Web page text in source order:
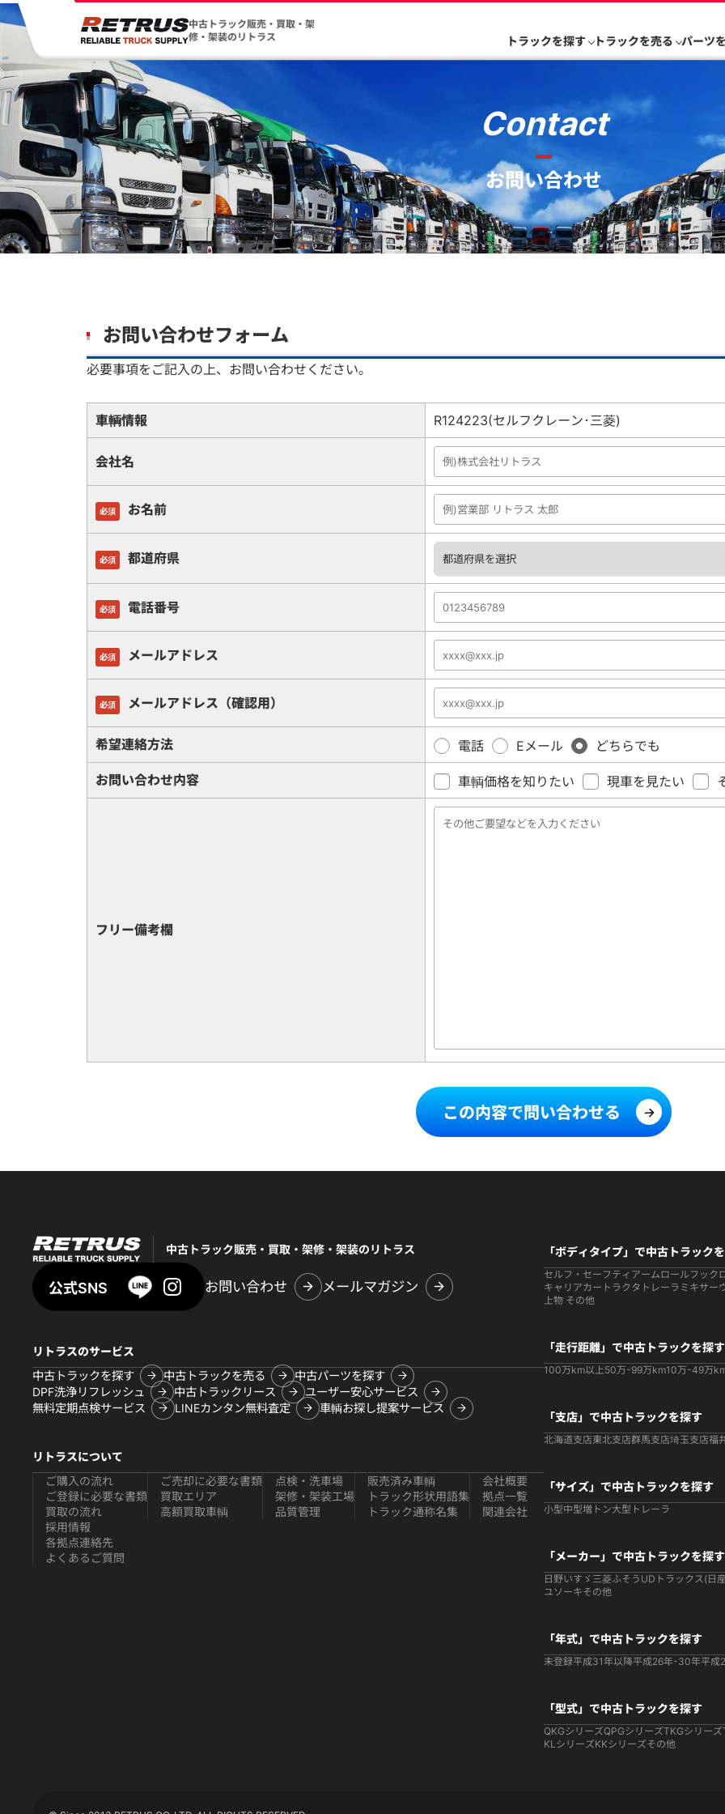
中古トラック販売・買取・架
修・架装のリトラス
トラックを探す トラックを売る パーツ
Contact
お問い合わせ
お問い合わせフォーム
必要事項をご記入の上、お問い合わせください。
車輌情報 R124223(セルフクレーン･三菱)
会社名
必須 お名前
必須 都道府県
必須 電話番号
必須 メールアドレス
必須 メールアドレス（確認用）
希望連絡方法 電話 Eメール どちらでも
お問い合わせ内容 車輌価格を知りたい 現車を見たい
フリー備考欄
この内容で問い合わせる
中古トラック販売・買取・架修・架装のリトラス
公式SNS お問い合わせ メールマガジン
リトラスのサービス
中古トラックを探す
中古トラックを売る
中古パーツを探す
DPF洗浄リフレッシュ
中古トラックリース
ユーザー安心サービス
無料定期点検サービス
LINEカンタン無料査定 車輌お探し提案サービス
リトラスについて
ご購入の流れ
ご登録に必要な書類
買取の流れ
ご売却に必要な書類
買取エリア
高額買取車輌
点検・洗車場
架修・架装工場
品質管理
販売済み車輌
トラック形状用語集
トラック通称名集
会社概要
拠点一覧
関連会社
採用情報
各拠点連絡先
よくあるご質問
「ボディタイプ」で中古トラック
セルフ・セーフティ アームロールフック
キャリアカー トラクタ トレーラ ミキサー
上物 その他
「走行距離」で中古トラックを探す
100万km以上50万-99万km10万-49万
「支店」で中古トラックを探す
北海道支店東北支店群馬支店埼玉支店福
「サイズ」で中古トラックを探す
小型中型増トン大型 トレーラ
「メーカー」で中古トラックを探す
日野いすゞ 三菱ふそう UDトラックス(日
ユソーキその他
「年式」で中古トラックを探す
未登録平成31年以降平成26年-30年平成
「型式」で中古トラックを探す
QKGシリーズQPGシリーズTKGシリーズ
KLシリーズKKシリーズその他